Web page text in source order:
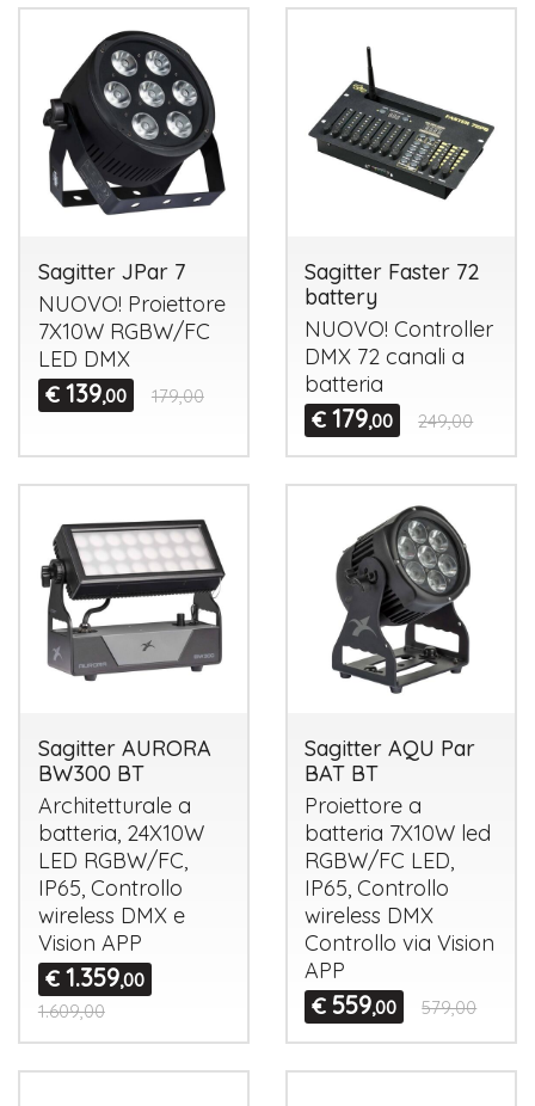
Sagitter JPar 7
NUOVO! Proiettore
7X10W RGBW/FC
LED DMX
€ 139,00 179,00
Sagitter Faster 72
battery
NUOVO! Controller
DMX 72 canali a
batteria
€ 179,00 249,00
Sagitter AURORA
BW300 BT
Architetturale a
batteria, 24X10W
LED RGBW/FC,
IP65, Controllo
wireless DMXe
Vision APP
€ 1.359,00
1.609,00
Sagitter AQU Par
BAT BT
Proiettore a
batteria 7X10W led
RGBW/FC LED,
IP65, Controllo
wireless DMX
Controllo via Vision
APP
€ 559,00 579,00